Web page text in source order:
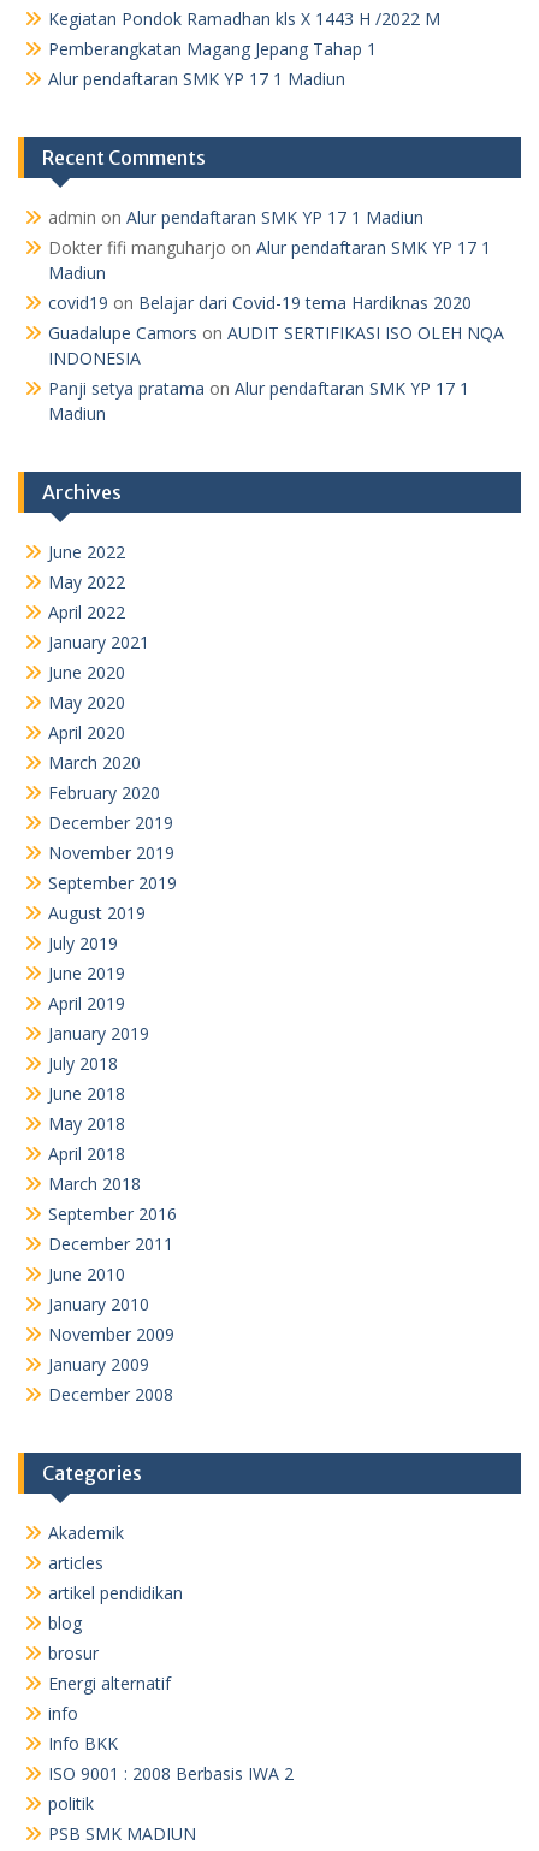
Kegiatan Pondok Ramadhan kls X 1443 H /2022 M
Pemberangkatan Magang Jepang Tahap 1
Alur pendaftaran SMK YP 17 1 Madiun
Recent Comments
admin on Alur pendaftaran SMK YP 17 1 Madiun
Dokter fifi manguharjo on Alur pendaftaran SMK YP 17 1
Madiun
covid19 on Belajar dari Covid-19 tema Hardiknas 2020
Guadalupe Camors on AUDIT SERTIFIKASI ISO OLEH NQA
INDONESIA
Panji setya pratama on Alur pendaftaran SMK YP 17 1
Madiun
Archives
June 2022
May 2022
April 2022
January 2021
June 2020
May 2020
April 2020
March 2020
February 2020
December 2019
November 2019
September 2019
August 2019
July 2019
June 2019
April 2019
January 2019
July 2018
June 2018
May 2018
April 2018
March 2018
September 2016
December 2011
June 2010
January 2010
November 2009
January 2009
December 2008
Categories
Akademik
articles
artikel pendidikan
blog
brosur
Energi alternatif
info
Info BKK
ISO 9001 : 2008 Berbasis IWA 2
politik
PSB SMK MADIUN